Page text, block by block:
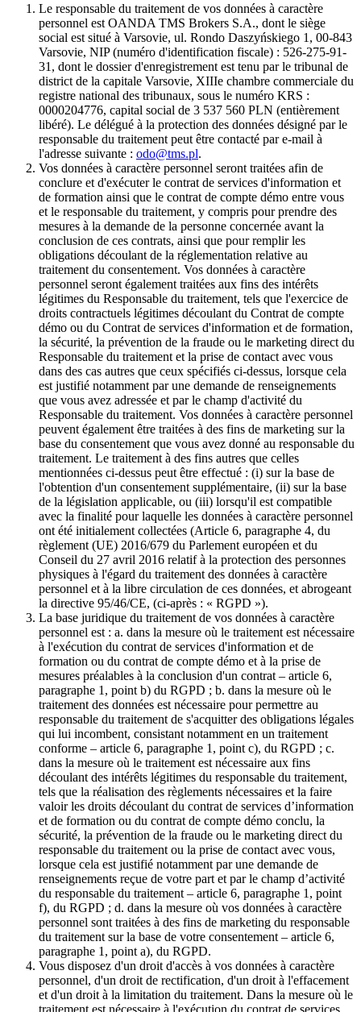
Le responsable du traitement de vos données à caractère
personnel est OANDA TMS Brokers S.A., dont le siège
social est situé à Varsovie, ul. Rondo Daszyńskiego 1, 00-843
Varsovie, NIP (numéro d'identification fiscale) : 526-275-91-
31, dont le dossier d'enregistrement est tenu par le tribunal de
district de la capitale Varsovie, XIIIe chambre commerciale du
registre national des tribunaux, sous le numéro KRS :
0000204776, capital social de 3 537 560 PLN (entièrement
libéré). Le délégué à la protection des données désigné par le
responsable du traitement peut être contacté par e-mail à
l'adresse suivante : odo@tms.pl.
Vos données à caractère personnel seront traitées afin de
conclure et d'exécuter le contrat de services d'information et
de formation ainsi que le contrat de compte démo entre vous
et le responsable du traitement, y compris pour prendre des
mesures à la demande de la personne concernée avant la
conclusion de ces contrats, ainsi que pour remplir les
obligations découlant de la réglementation relative au
traitement du consentement. Vos données à caractère
personnel seront également traitées aux fins des intérêts
légitimes du Responsable du traitement, tels que l'exercice de
droits contractuels légitimes découlant du Contrat de compte
démo ou du Contrat de services d'information et de formation,
la sécurité, la prévention de la fraude ou le marketing direct du
Responsable du traitement et la prise de contact avec vous
dans des cas autres que ceux spécifiés ci-dessus, lorsque cela
est justifié notamment par une demande de renseignements
que vous avez adressée et par le champ d'activité du
Responsable du traitement. Vos données à caractère personnel
peuvent également être traitées à des fins de marketing sur la
base du consentement que vous avez donné au responsable du
traitement. Le traitement à des fins autres que celles
mentionnées ci-dessus peut être effectué : (i) sur la base de
l'obtention d'un consentement supplémentaire, (ii) sur la base
de la législation applicable, ou (iii) lorsqu'il est compatible
avec la finalité pour laquelle les données à caractère personnel
ont été initialement collectées (Article 6, paragraphe 4, du
règlement (UE) 2016/679 du Parlement européen et du
Conseil du 27 avril 2016 relatif à la protection des personnes
physiques à l'égard du traitement des données à caractère
personnel et à la libre circulation de ces données, et abrogeant
la directive 95/46/CE, (ci-après : « RGPD »).
La base juridique du traitement de vos données à caractère
personnel est : a. dans la mesure où le traitement est nécessaire
à l'exécution du contrat de services d'information et de
formation ou du contrat de compte démo et à la prise de
mesures préalables à la conclusion d'un contrat – article 6,
paragraphe 1, point b) du RGPD ; b. dans la mesure où le
traitement des données est nécessaire pour permettre au
responsable du traitement de s'acquitter des obligations légales
qui lui incombent, consistant notamment en un traitement
conforme – article 6, paragraphe 1, point c), du RGPD ; c.
dans la mesure où le traitement est nécessaire aux fins
découlant des intérêts légitimes du responsable du traitement,
tels que la réalisation des règlements nécessaires et la faire
valoir les droits découlant du contrat de services d’information
et de formation ou du contrat de compte démo conclu, la
sécurité, la prévention de la fraude ou le marketing direct du
responsable du traitement ou la prise de contact avec vous,
lorsque cela est justifié notamment par une demande de
renseignements reçue de votre part et par le champ d’activité
du responsable du traitement – article 6, paragraphe 1, point
f), du RGPD ; d. dans la mesure où vos données à caractère
personnel sont traitées à des fins de marketing du responsable
du traitement sur la base de votre consentement – article 6,
paragraphe 1, point a), du RGPD.
Vous disposez d'un droit d'accès à vos données à caractère
personnel, d'un droit de rectification, d'un droit à l'effacement
et d'un droit à la limitation du traitement. Dans la mesure où le
traitement est nécessaire à l'exécution du contrat de services